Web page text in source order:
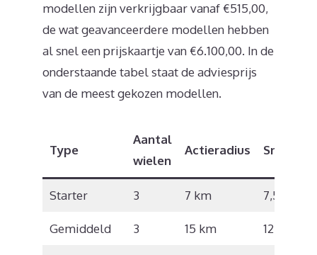
modellen zijn verkrijgbaar vanaf €515,00,
de wat geavanceerdere modellen hebben
al snel een prijskaartje van €6.100,00. In de
onderstaande tabel staat de adviesprijs
van de meest gekozen modellen.
Type
Aantal
wielen
Actieradius Snelheid
Starter 3 7 km 7,5 km/u
Gemiddeld 3 15 km 12 km/u